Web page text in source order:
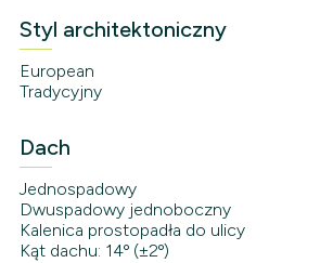
Styl architektoniczny
European
Tradycyjny
Dach
Jednospadowy
Dwuspadowy jednoboczny
Kalenica prostopadła do ulicy
Kąt dachu: 14º (±2º)